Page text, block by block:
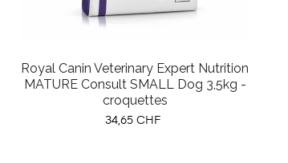
Royal Canin Veterinary Expert Nutrition
MATURE Consult SMALL Dog 3,5kg -
croquettes
Prix
34,65 CHF